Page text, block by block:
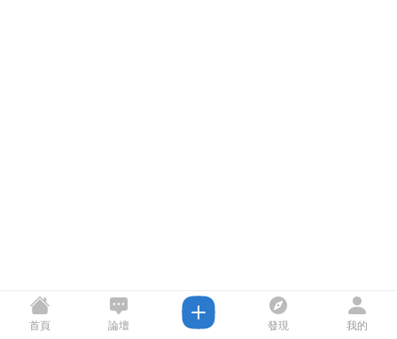
首頁 論壇 發現 我的